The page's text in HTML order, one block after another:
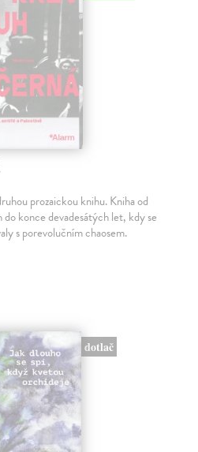
prozaickou knihu. Kniha od
konce devadesátých let, kdy se
s porevolučním chaosem.
dotlač